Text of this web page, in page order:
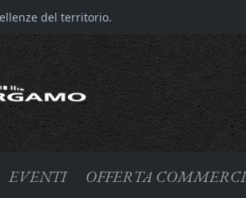
del territorio.
EVENTI OFFERTA